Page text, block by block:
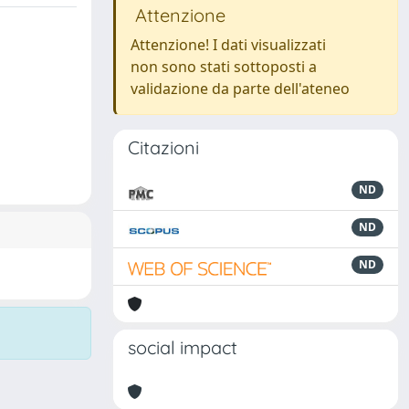
Attenzione
Attenzione! I dati visualizzati
non sono stati sottoposti a
validazione da parte dell'ateneo
Citazioni
ND
ND
ND
social impact